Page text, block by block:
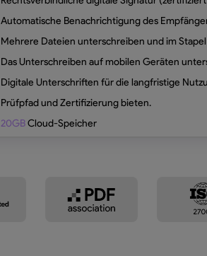
Automatische Benachrichtigung des
Mehrere Dateien unterschreiben und im
Das Unterschreiben auf mobilen Geräten
Digitale Unterschriften für die langfristige
Prüfpfad und Zertifizierung bieten.
20GBCloud-Speicher